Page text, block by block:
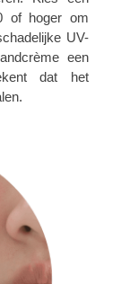
of hoger om
UV-
een
dat het